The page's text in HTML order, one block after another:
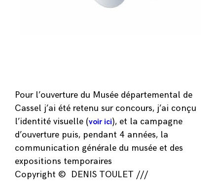
Pour l’ouverture du Musée départemental de
Cassel j’ai été retenu sur concours, j’ai conçu
l’identité visuelle (voir ici), et la campagne
d’ouverture puis, pendant 4 années, la
communication générale du musée et des
expositions temporaires
Copyright © DENIS TOULET ///